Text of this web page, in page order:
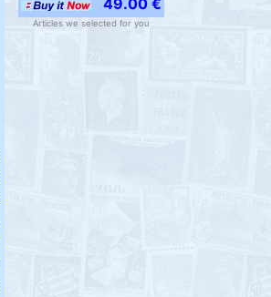
49.00 €
Articles we selected for you